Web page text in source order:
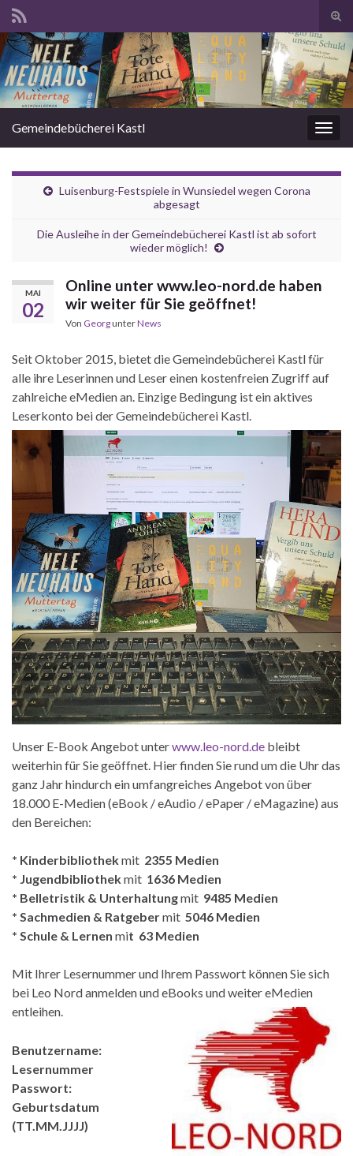
Search for:
Gemeindebücherei Kastl
Luisenburg-Festspiele in Wunsiedel wegen Corona
abgesagt
Die Ausleihe in der Gemeindebücherei Kastl ist ab sofort
wieder möglich!
MAI
02
Online unter www.leo-nord.de haben
wir weiter für Sie geöffnet!
Von GeorgunterNews
Seit Oktober 2015, bietet die Gemeindebücherei Kastl für
alle ihre Leserinnen und Leser einen kostenfreien Zugriff auf
zahlreiche eMedien an. Einzige Bedingung ist ein aktives
Leserkonto bei der Gemeindebücherei Kastl.
Unser E-Book Angebot unterwww.leo-nord.de bleibt
weiterhin für Sie geöffnet. Hier finden Sie rund um die Uhr das
ganz Jahr hindurch ein umfangreiches Angebot von über
18.000 E-Medien (eBook / eAudio / ePaper / eMagazine) aus
den Bereichen:
* Kinderbibliothekmit 2355 Medien
* Jugendbibliothekmit 1636 Medien
* Belletristik & Unterhaltungmit 9485 Medien
* Sachmedien & Ratgebermit 5046 Medien
* Schule & Lernen mit 63 Medien
Mit Ihrer Lesernummer und Ihrem Passwort können Sie sich
bei Leo Nord anmelden und eBooks und weiter eMedien
entleihen.
Benutzername:
Lesernummer
Passwort:
Geburtsdatum
(TT.MM.JJJJ)